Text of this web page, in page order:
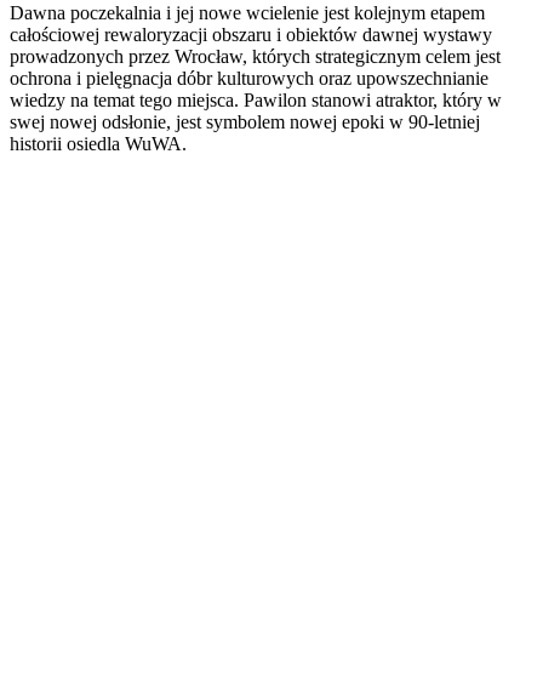
Dawna poczekalnia i jej nowe wcielenie jest kolejnym etapem
całościowej rewaloryzacji obszaru i obiektów dawnej wystawy
prowadzonych przez Wrocław, których strategicznym celem jest
ochrona i pielęgnacja dóbr kulturowych oraz upowszechnianie
wiedzy na temat tego miejsca. Pawilon stanowi atraktor, który w
swej nowej odsłonie, jest symbolem nowej epoki w 90-letniej
historii osiedla WuWA.